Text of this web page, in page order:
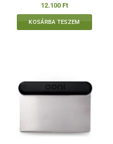
12.100 Ft
KOSÁRBA TESZEM